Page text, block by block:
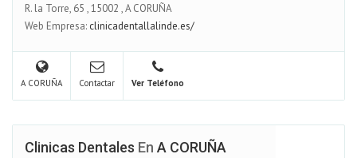
R. la Torre, 65 ,15002 ,A CORUÑA
Web Empresa: clinicadentallalinde.es/
A CORUÑA Contactar Ver Teléfono
Clinicas Dentales En A CORUÑA